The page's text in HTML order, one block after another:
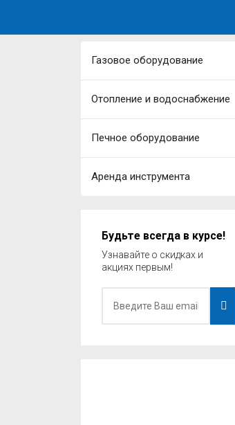
Газовое оборудование
Отопление и водоснабжение
Печное оборудование
Аренда инструмента
Будьте всегда в курсе!
Узнавайте о скидках и
акциях первым!